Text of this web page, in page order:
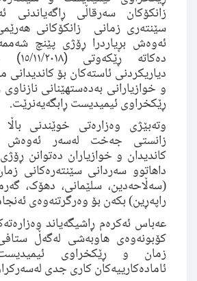
زانکۆکان سەرقاڵى ڕاگەیاندنى
سێنتەرى زمانى زانکۆکانى
ئه‌وه‌ش بڕیاردرا ڕۆژى پێنچ
دەکاتە ڕێكه‌وتی(١٥/١١/٢٠١٨)
دیاریکردنى ئاستەکان بۆ کاندیدانى
و خوازیارانى بەدەستهێنانى
ڕێکخراوى ئیمیدیست ڕابگەیەنرێت.
وته‌بێژی وه‌زاره‌تی خوێندنی
زانستی جه‌خت له‌سه‌ر ئه‌وه‌ش
کاندیدان و خوازیاران دەتوانن
داهاتوو سەردانى سێنتەرەکانى
(سەڵاحەدین، سلێمانى، دهۆک،
راپەڕین) بکەن بۆ وەرگرتنەوەى
عه‌باس ئه‌كره‌م ڕاشیگەیاند
کۆبونەوەی هاوبەشى لەگەڵ
زمان و ڕێکخراوى
ئامادەکارییەکان کارى جدى